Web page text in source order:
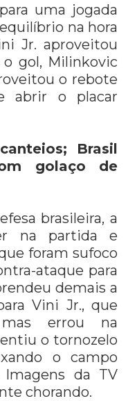
uma jogada
na hora
Jr. aproveitou
o gol, Milinkovic
o rebote
abrir o placar
Brasil
golaço de
brasileira, a
na partida e
foram sufoco
ataque para
demais a
Vini Jr., que
mas errou na
o tornozelo
o campo
da TV
chorando.